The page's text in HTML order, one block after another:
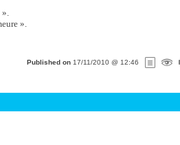
».
Published on 17/11/2010 @ 12:46